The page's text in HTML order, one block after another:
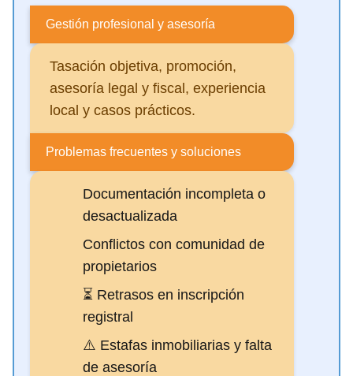
Gestión profesional y asesoría
Tasación objetiva, promoción,
asesoría legal y fiscal, experiencia
local y casos prácticos.
Problemas frecuentes y soluciones
Documentación incompleta o
desactualizada
Conflictos con comunidad de
propietarios
⏳ Retrasos en inscripción
registral
⚠️ Estafas inmobiliarias y falta
de asesoría